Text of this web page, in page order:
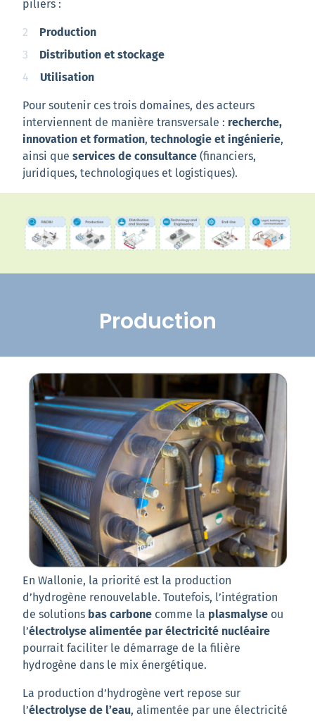
piliers :
Production
Distribution et stockage
Utilisation
Pour soutenir ces trois domaines, des acteurs
interviennent de manière transversale : recherche,
innovation et formation, technologie et ingénierie,
ainsi que services de consultance (financiers,
juridiques, technologiques et logistiques).
Production
En Wallonie, la priorité est la production
d’hydrogène renouvelable. Toutefois, l’intégration
de solutions bas carbone comme la plasmalyse ou
l’électrolyse alimentée par électricité nucléaire
pourrait faciliter le démarrage de la filière
hydrogène dans le mix énergétique.
La production d’hydrogène vert repose sur
l’électrolyse de l’eau, alimentée par une électricité